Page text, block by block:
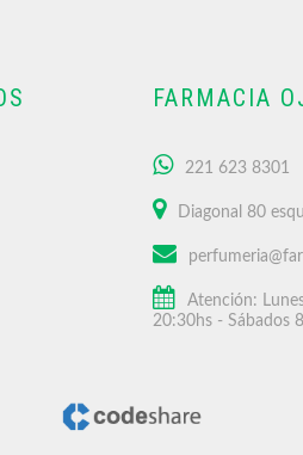
FARMACIA
221 623 8301
Diagonal 80
Atención:
20:30hs - Sábados